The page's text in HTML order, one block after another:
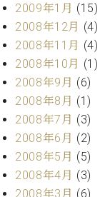
2009年1月 (15)
2008年12月 (4)
2008年11月 (4)
2008年10月 (1)
2008年9月 (6)
2008年8月 (1)
2008年7月 (3)
2008年6月 (2)
2008年5月 (5)
2008年4月 (3)
2008年3月 (6)